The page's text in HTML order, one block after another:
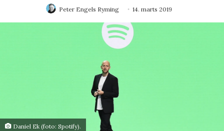
Peter Engels Ryming 14. marts 2019
Daniel Ek (foto: Spotify).